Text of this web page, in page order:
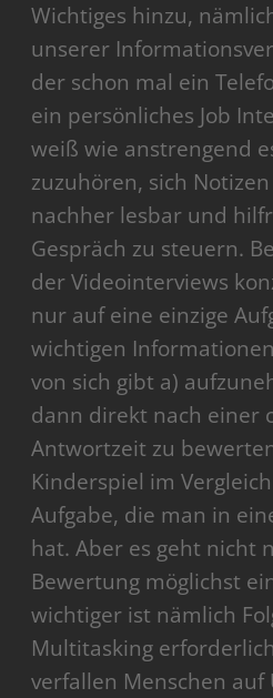
Wichtiges hinzu,
unserer
der schon mal ein
ein persönliches Job
weiß wie anstrengend
zuzuhören, sich
nachher lesbar und
Gespräch zu steuern.
der Videointerviews
nur auf eine einzige
wichtigen
von sich gibt a)
dann direkt nach einer
Antwortzeit zu
Kinderspiel im
Aufgabe, die man in
hat. Aber es geht nicht
Bewertung möglichst
wichtiger ist nämlich
Multitasking
verfallen Menschen